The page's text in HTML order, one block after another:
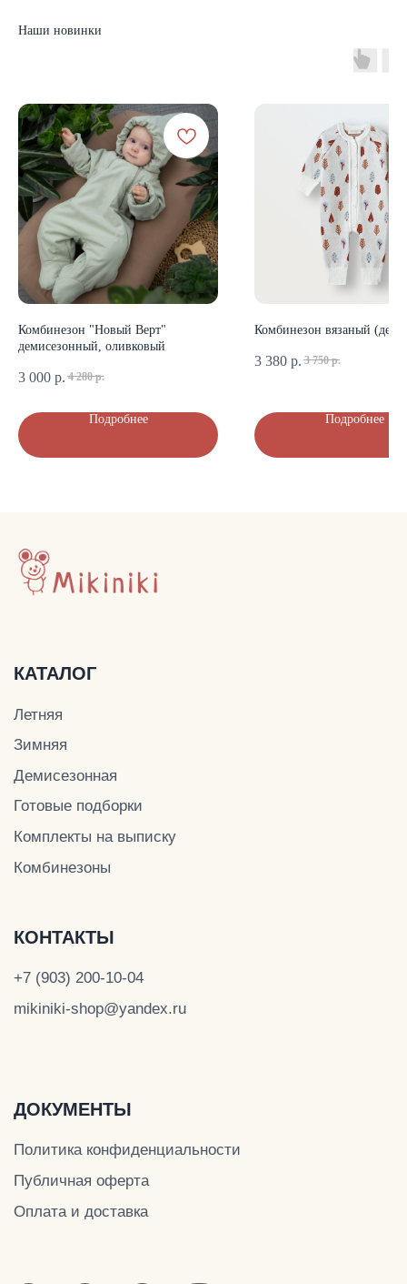
Наши новинки
Комбинезон "Новый Верт"
демисезонный, оливковый
3 000 р. 4 280 р.
Подробнее
Комбинезон вязаный
3 380 р. 3 750 р.
Подробнее
Летняя
Зимняя
Демисезонная
Готовые подборки
Комплекты на выписку
Комбинезоны
КАТАЛОГ
ИНН 504011454078
mikiniki-shop@yandex.ru
КОНТАКТЫ
ДОКУМЕНТЫ